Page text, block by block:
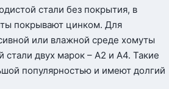
стали без покрытия, в
покрывают цинком. Для
или влажной среде хомуты
двух марок – А2 и А4. Такие
популярностью и имеют долгий